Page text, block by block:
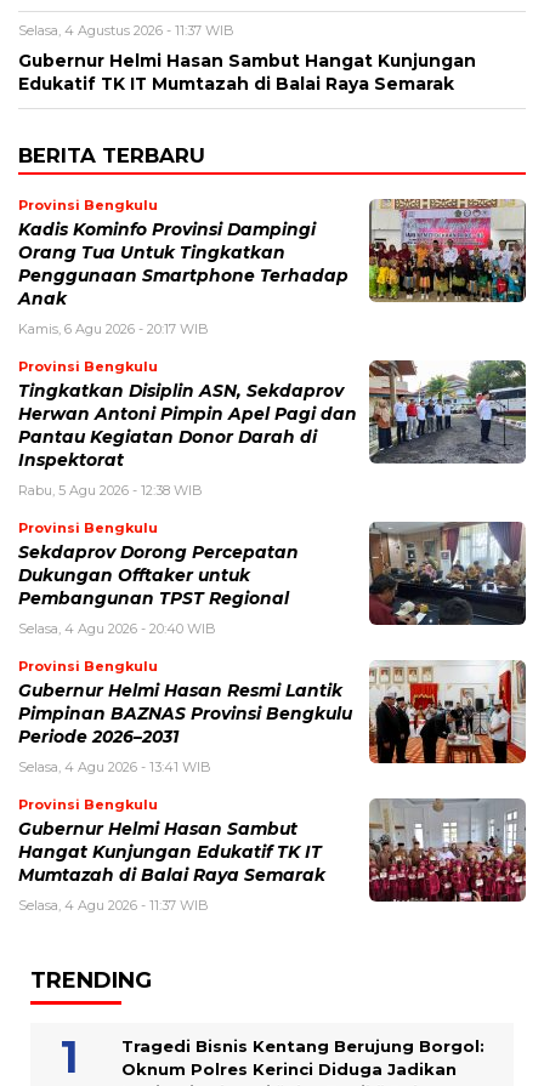
Selasa, 4 Agustus 2026 - 11:37 WIB
Gubernur Helmi Hasan Sambut Hangat Kunjungan
Edukatif TK IT Mumtazah di Balai Raya Semarak
BERITA TERBARU
Provinsi Bengkulu
Kadis Kominfo Provinsi Dampingi
Orang Tua Untuk Tingkatkan
Penggunaan Smartphone Terhadap
Anak
Kamis, 6 Agu 2026 - 20:17 WIB
Provinsi Bengkulu
Tingkatkan Disiplin ASN, Sekdaprov
Herwan Antoni Pimpin Apel Pagi dan
Pantau Kegiatan Donor Darah di
Inspektorat
Rabu, 5 Agu 2026 - 12:38 WIB
Provinsi Bengkulu
Sekdaprov Dorong Percepatan
Dukungan Offtaker untuk
Pembangunan TPST Regional
Selasa, 4 Agu 2026 - 20:40 WIB
Provinsi Bengkulu
Gubernur Helmi Hasan Resmi Lantik
Pimpinan BAZNAS Provinsi Bengkulu
Periode 2026–2031
Selasa, 4 Agu 2026 - 13:41 WIB
Provinsi Bengkulu
Gubernur Helmi Hasan Sambut
Hangat Kunjungan Edukatif TK IT
Mumtazah di Balai Raya Semarak
Selasa, 4 Agu 2026 - 11:37 WIB
TRENDING
Tragedi Bisnis Kentang Berujung Borgol:
Oknum Polres Kerinci Diduga Jadikan